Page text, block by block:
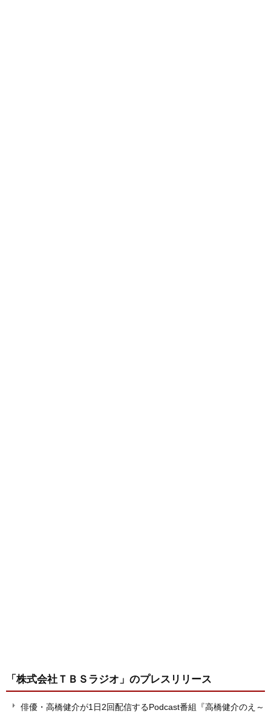
「株式会社ＴＢＳラジオ」 のプレスリリース
俳優・高橋健介が1日2回配信するPodcast番組『高橋健介のえ～